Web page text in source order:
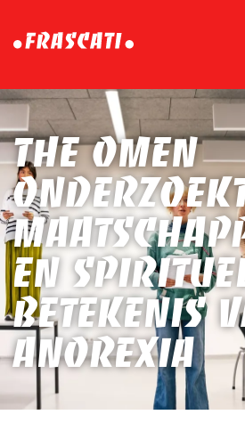
The Omen
en
betekenis
anorexia